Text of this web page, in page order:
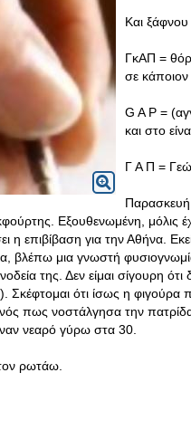
Και
ΓκΑΠ =
σε κάποιον
G A P =
και στο
Γ Α Π =
Εξουθενωμένη, μόλις
η επιβίβαση για την Αθήνα.
βλέπω μια γνωστή φυσιογνωμία
της. Δεν είμαι σίγουρη
Σκέφτομαι ότι ίσως η φιγούρα
πως νοστάλγησα την
νεαρό γύρω στα 30.
ρωτάω.